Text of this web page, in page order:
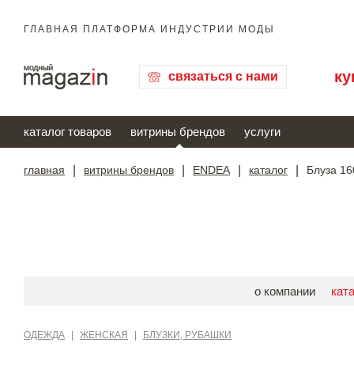
ГЛАВНАЯ ПЛАТФОРМА ИНДУСТРИИ МОДЫ
связаться с нами
каталог товаров витрины брендов услуги
главная витрины брендов ENDEA каталог Блуза
о компании
ОДЕЖДА ЖЕНСКАЯ БЛУЗКИ, РУБАШКИ